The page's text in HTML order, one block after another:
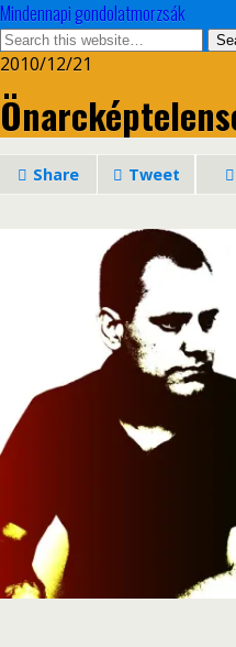
Mindennapi gondolatmorzsák
2010/12/21
Share Tweet